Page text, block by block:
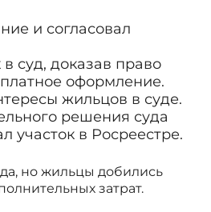
и согласовал
суд, доказав право
оформление.
жильцов в суде.
решения суда
участок в Росреестре.
но жильцы добились
затрат.